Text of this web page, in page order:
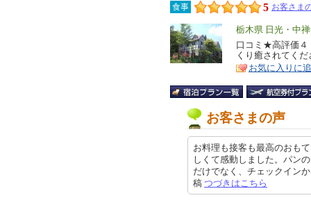
食事 5 お客さま
エ
リ
ア
栃木県 日光・中
特
徴
口コミ★高評価４
くり癒されてく
お気に入りに
お客さまの声
お料理も接客も最高のおも
しくて感動しました。パン
だけでなく、チェックイン
稿 つづきはこちら